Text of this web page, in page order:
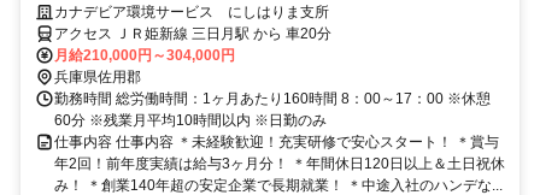
日祝休み・年間休日120日！
カナデビア環境サービス にしはりま支所
アクセス ＪＲ姫新線 三日月駅 から 車20分
月給210,000円～304,000円
兵庫県佐用郡
勤務時間 総労働時間：1ヶ月あたり160時間 8：00～17：00 ※休憩
60分 ※残業月平均10時間以内 ※日勤のみ
仕事内容 仕事内容 ＊未経験歓迎！充実研修で安心スタート！ ＊賞与
年2回！前年度実績は給与3ヶ月分！ ＊年間休日120日以上＆土日祝休
み！ ＊創業140年超の安定企業で長期就業！ ＊中途入社のハンデな...